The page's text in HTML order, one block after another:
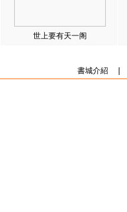
世上要有天一阁
書城介紹